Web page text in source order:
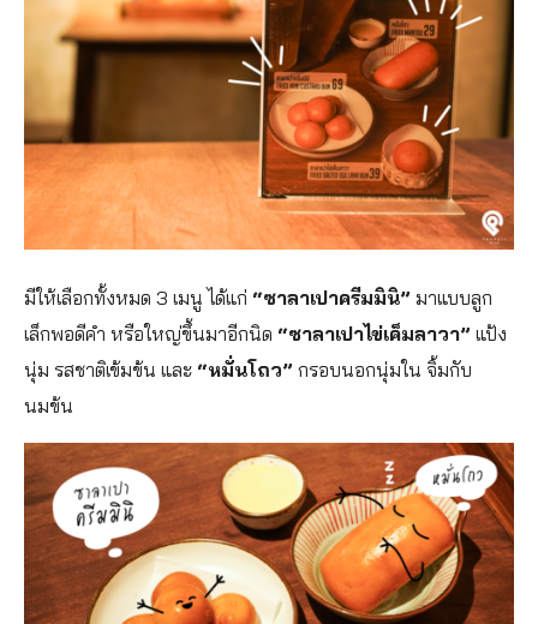
มีให้เลือกทั้งหมด 3 เมนู ได้แก่ “ซาลาเปาครีมมินิ” มาแบบลูก
เล็กพอดีคำ หรือใหญ่ขึ้นมาอีกนิด “ซาลาเปาไข่เค็มลาวา” แป้ง
นุ่ม รสชาติเข้มข้น และ “หมั่นโถว” กรอบนอกนุ่มใน จิ้มกับ
นมข้น